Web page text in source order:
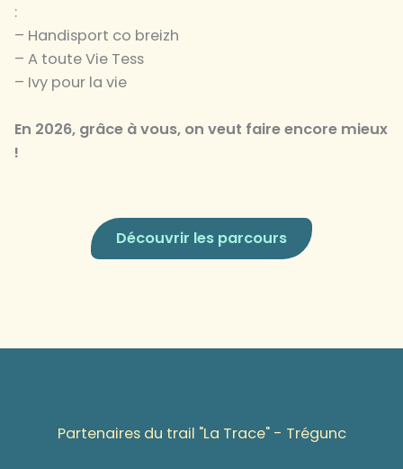
:
– Handisport co breizh
– A toute Vie Tess
– Ivy pour la vie
En 2026, grâce à vous, on veut faire encore mieux
!
Découvrir les parcours
Partenaires du trail "La Trace" - Trégunc